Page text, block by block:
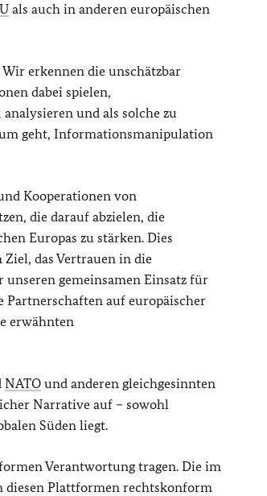
als auch in anderen europäischen
erkennen die unschätzbar
dabei spielen,
und als solche zu
geht, Informationsmanipulation
Kooperationen von
die darauf abzielen, die
Europas zu stärken. Dies
das Vertrauen in die
gemeinsamen Einsatz für
auf europäischer
erwähnten
NATO und anderen gleichgesinnten
Narrative auf – sowohl
Süden liegt.
Verantwortung tragen. Die im
diesen Plattformen rechtskonform